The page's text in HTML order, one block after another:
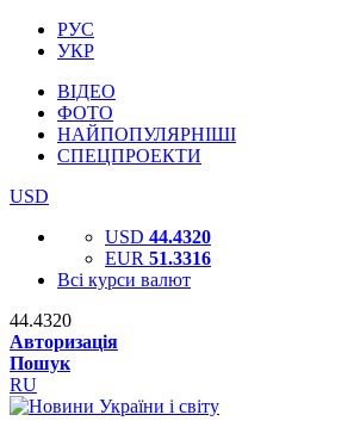
РУС
УКР
ВІДЕО
ФОТО
НАЙПОПУЛЯРНІШІ
СПЕЦПРОЕКТИ
USD
USD 44.4320
EUR 51.3316
Всі курси валют
44.4320
Авторизація
Пошук
RU